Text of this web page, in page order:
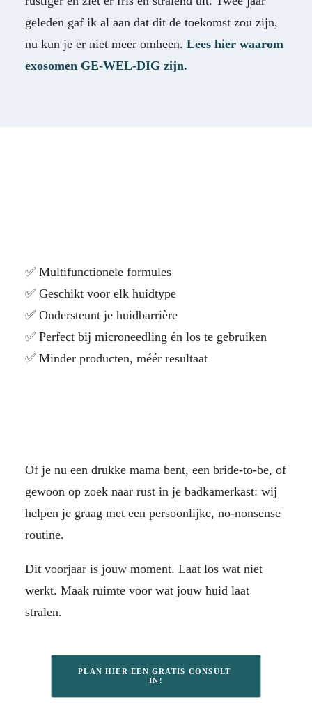
geleden gaf ik al aan dat dit de toekomst zou zijn,
nu kun je er niet meer omheen. Lees hier waarom
exosomen GE-WEL-DIG zijn.
✅ Multifunctionele formules
✅ Geschikt voor elk huidtype
✅ Ondersteunt je huidbarrière
✅ Perfect bij microneedling én los te gebruiken
✅ Minder producten, méér resultaat
Of je nu een drukke mama bent, een bride-to-be, of
gewoon op zoek naar rust in je badkamerkast: wij
helpen je graag met een persoonlijke, no-nonsense
routine.
Dit voorjaar is jouw moment. Laat los wat niet
werkt. Maak ruimte voor wat jouw huid laat
stralen.
PLAN HIER EEN GRATIS CONSULT
IN!